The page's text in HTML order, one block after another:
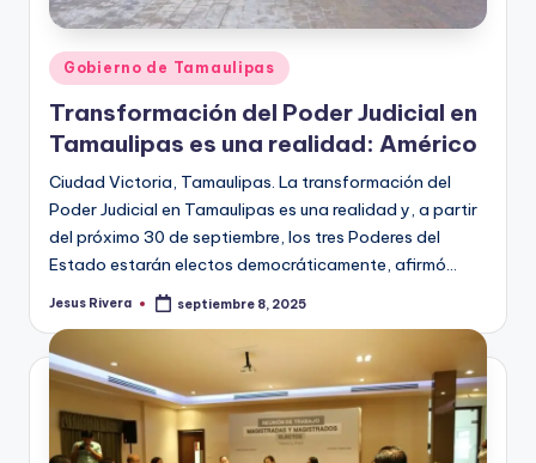
Publicado
en
Gobierno de Tamaulipas
Transformación del Poder Judicial en
Tamaulipas es una realidad: Américo
Ciudad Victoria, Tamaulipas. La transformación del
Poder Judicial en Tamaulipas es una realidad y, a partir
del próximo 30 de septiembre, los tres Poderes del
Estado estarán electos democráticamente, afirmó…
Publicado
Jesus Rivera septiembre 8, 2025